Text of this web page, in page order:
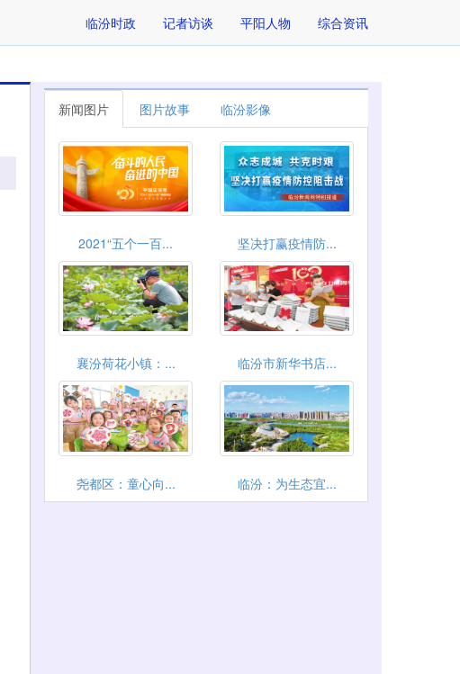
临汾时政 记者访谈 平阳人物 综合资讯
新闻图片 图片故事 临汾影像
2021“五个一百... 坚决打赢疫情防...
襄汾荷花小镇：... 临汾市新华书店...
尧都区：童心向... 临汾：为生态宜...